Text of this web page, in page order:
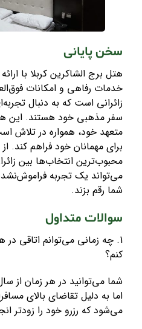
سخن پایانی
هتل برج الشاکرین کربلا با
خدمات رفاهی و امکانات
زائرانی است که به دنبال
سفر مذهبی خود هستند. این
متعهد خود، همواره در تلاش
برای مهمانان خود فراهم کند.
محبوب‌ترین انتخاب‌ها بین
می‌تواند یک تجربه
شما رقم بزند.
سوالات متداول
1. چه زمانی می‌توانم اتاقی در
کنم؟
شما می‌توانید در هر زمان از
اما به دلیل تقاضای بالای
می‌شود که رزرو خود را زودتر